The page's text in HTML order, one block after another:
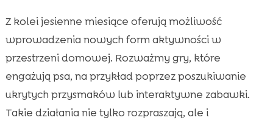
Z kolei jesienne miesiące oferują możliwość
wprowadzenia nowych form aktywności w
przestrzeni domowej. Rozważmy gry, które
engażują psa, na przykład poprzez poszukiwanie
ukrytych przysmaków lub interaktywne zabawki.
Takie działania nie tylko rozpraszają, ale i